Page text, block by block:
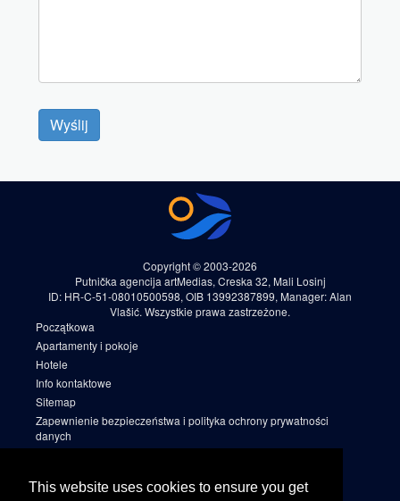
This website uses cookies to ensure you get
Wyślij
Copyright © 2003-2026
Putnička agencija artMedias, Creska 32, Mali Losinj
ID: HR-C-51-08010500598, OIB 13992387899, Manager: Alan
Vlašić. Wszystkie prawa zastrzeżone.
Początkowa
Apartamenty i pokoje
Hotele
Info kontaktowe
Sitemap
Zapewnienie bezpieczeństwa i polityka ochrony prywatności
danych
Sitemap 2